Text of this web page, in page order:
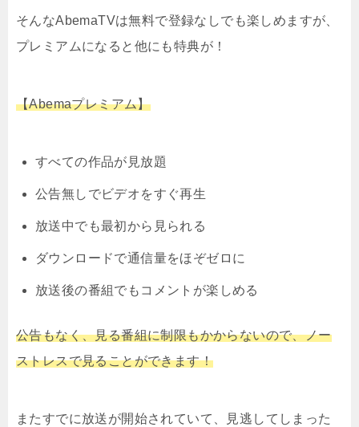
そんなAbemaTVは無料で登録なしでも楽しめますが、
プレミアムになると他にも特典が！
【Abemaプレミアム】
すべての作品が見放題
公告無しでビデオをすぐ再生
放送中でも最初から見られる
ダウンロードで通信量をほぞゼロに
放送後の番組でもコメントが楽しめる
公告もなく、見る番組に制限もかからないので、ノー
ストレスで見ることができます！
またすでに放送が開始されていて、見逃してしまった